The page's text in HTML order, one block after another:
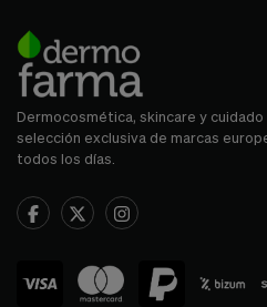
Dermocosmética, skincare y cuidado
selección exclusiva de marcas
todos los días.